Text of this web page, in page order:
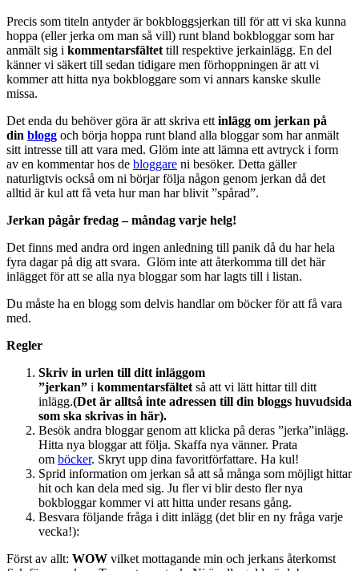
Precis som titeln antyder är bokbloggsjerkan till för att vi ska kunna
hoppa (eller jerka om man så vill) runt bland bokbloggar som har
anmält sig i kommentarsfältet till respektive jerkainlägg. En del
känner vi säkert till sedan tidigare men förhoppningen är att vi
kommer att hitta nya bokbloggare som vi annars kanske skulle
missa.
Det enda du behöver göra är att skriva ett inlägg om jerkan på
din blogg och börja hoppa runt bland alla bloggar som har anmält
sitt intresse till att vara med. Glöm inte att lämna ett avtryck i form
av en kommentar hos de bloggare ni besöker. Detta gäller
naturligtvis också om ni börjar följa någon genom jerkan då det
alltid är kul att få veta hur man har blivit ”spårad”.
Jerkan pågår fredag – måndag varje helg!
Det finns med andra ord ingen anledning till panik då du har hela
fyra dagar på dig att svara. Glöm inte att återkomma till det här
inlägget för att se alla nya bloggar som har lagts till i listan.
Du måste ha en blogg som delvis handlar om böcker för att få vara
med.
Regler
Skriv in urlen till ditt inläggom
”jerkan” i kommentarsfältet så att vi lätt hittar till ditt
inlägg.(Det är alltså inte adressen till din bloggs huvudsida
som ska skrivas in här).
Besök andra bloggar genom att klicka på deras ”jerka”inlägg.
Hitta nya bloggar att följa. Skaffa nya vänner. Prata
om böcker. Skryt upp dina favoritförfattare. Ha kul!
Sprid information om jerkan så att så många som möjligt hittar
hit och kan dela med sig. Ju fler vi blir desto fler nya
bokbloggar kommer vi att hitta under resans gång.
Besvara följande fråga i ditt inlägg (det blir en ny fråga varje
vecka!):
Först av allt: WOW vilket mottagande min och jerkans återkomst